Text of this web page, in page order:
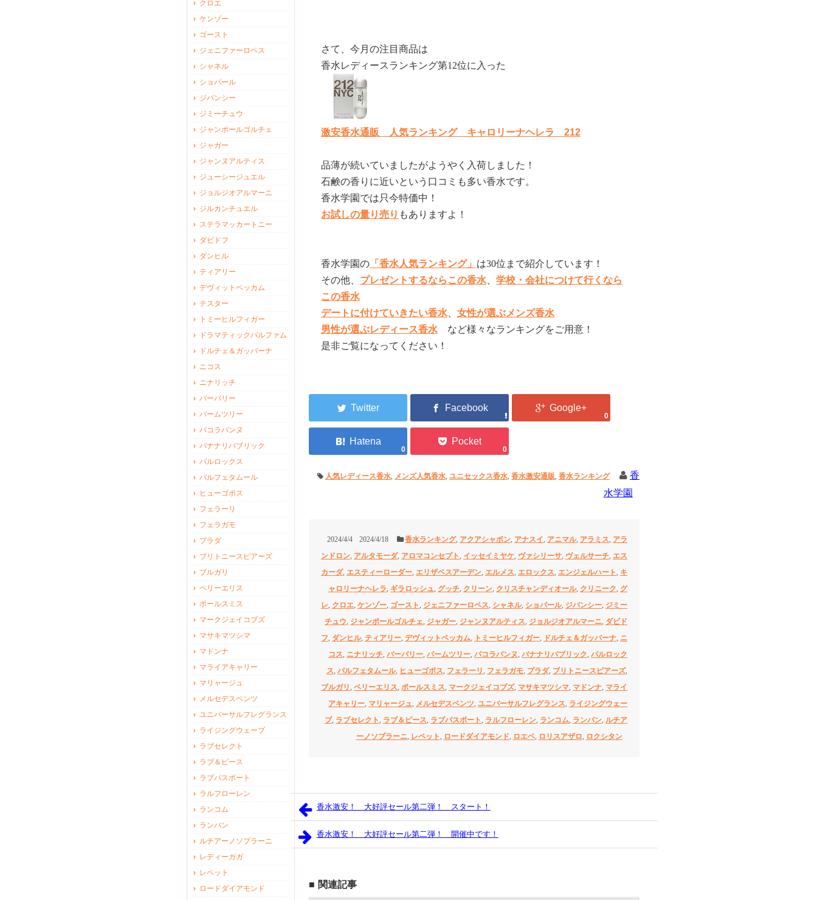
さて、今月の注目商品は
香水レディースランキング第12位に入った
激安香水通販 人気ランキング キャロリーナヘレラ 212
品薄が続いていましたがようやく入荷しました！
石鹸の香りに近いという口コミも多い香水です。
香水学園では只今特価中！
お試しの量り売り もありますよ！
香水学園の 「香水人気ランキング」 は30位まで紹介しています！
その他、 プレゼントするならこの香水
学校・会社につけて行くなら
この香水
デートに付けていきたい香水
女性が選ぶメンズ香水
男性が選ぶレディース香水 など様々なランキングをご用意！
是非ご覧になってください！
0
0 0
人気レディース香水, メンズ人気香水,ユニセックス香水,香水激安通販,香水ランキング
香
水学園
2024/4/4 2024/4/18 香水ランキング, アクアシャボン, アナスイ, アニマル, アラミス, アラ
ンドロン, アルタモーダ, アロマコンセプト, イッセイミヤケ, ヴァシリーサ, ヴェルサーチ, エス
カーダ, エスティーローダー, エリザベスアーデン, エルメス, エロックス, エンジェルハート, キ
ャロリーナヘレラ, ギラロッシュ, グッチ, クリーン, クリスチャンディオール, クリニーク, グ
レ, クロエ, ケンゾー, ゴースト, ジェニファーロペス, シャネル, ショパール, ジバンシー, ジミー
チュウ, ジャンポールゴルチェ, ジャガー, ジャンヌアルティス, ジョルジオアルマーニ, ダビド
フ, ダンヒル, ティアリー, デヴィットベッカム, トミーヒルフィガー, ドルチェ＆ガッバーナ, ニ
コス, ニナリッチ, バーバリー, パームツリー, パコラバンヌ, バナナリパブリック, パルロック
ス, パルフェタムール, ヒューゴボス, フェラーリ, フェラガモ, プラダ, ブリトニースピアーズ,
ブルガリ, ペリーエリス, ポールスミス, マークジェイコブズ, マサキマツシマ, マドンナ, マライ
アキャリー, マリャージュ, メルセデスベンツ, ユニバーサルフレグランス, ライジングウェー
ブ, ラブセレクト, ラブ＆ピース, ラブパスポート, ラルフローレン, ランコム, ランバン, ルチア
ーノソプラーニ, レペット, ロードダイアモンド, ロエベ, ロリスアザロ, ロクシタン
香水激安！ 大好評セール第二弾！ スタート！
香水激安！ 大好評セール第二弾！ 開催中です！
関連記事
クロエ
ケンゾー
ゴースト
ジェニファーロペス
シャネル
ショパール
ジバンシー
ジミーチュウ
ジャンポールゴルチェ
ジャガー
ジャンヌアルティス
ジューシージュエル
ジョルジオアルマーニ
ジルカンチュエル
ステラマッカートニー
ダビドフ
ダンヒル
ティアリー
デヴィットベッカム
テスター
トミーヒルフィガー
ドラマティックパルファム
ドルチェ＆ガッバーナ
ニコス
ニナリッチ
バーバリー
パームツリー
パコラバンヌ
バナナリパブリック
パルロックス
パルフェタムール
ヒューゴボス
フェラーリ
フェラガモ
プラダ
ブリトニースピアーズ
ブルガリ
ペリーエリス
ポールスミス
マークジェイコブズ
マサキマツシマ
マドンナ
マライアキャリー
マリャージュ
メルセデスベンツ
ユニバーサルフレグランス
ライジングウェーブ
ラブセレクト
ラブ＆ピース
ラブパスポート
ラルフローレン
ランコム
ランバン
ルチアーノソプラーニ
レディーガガ
レペット
ロードダイアモンド